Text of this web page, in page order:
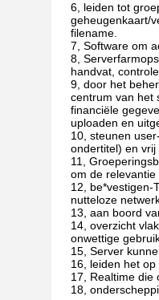
6, leiden tot
geheugenkaart/
filename.
7, Software om
8,
handvat,
9, door het
centrum van het
financiële
uploaden en
10, steunen
ondertitel) en
11,
om de
12, be*vestigen-
nutteloze
13, aan boord
14, overzicht
onwettige
15, Server
16, leiden het
17, Realtime die
18,